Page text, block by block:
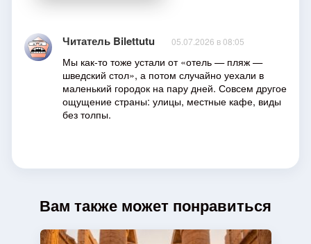
Читатель Bilettutu 05.07.2026 в 08:05
Мы как-то тоже устали от «отель — пляж —
шведский стол», а потом случайно уехали в
маленький городок на пару дней. Совсем другое
ощущение страны: улицы, местные кафе, виды
без толпы.
Вам также может понравиться